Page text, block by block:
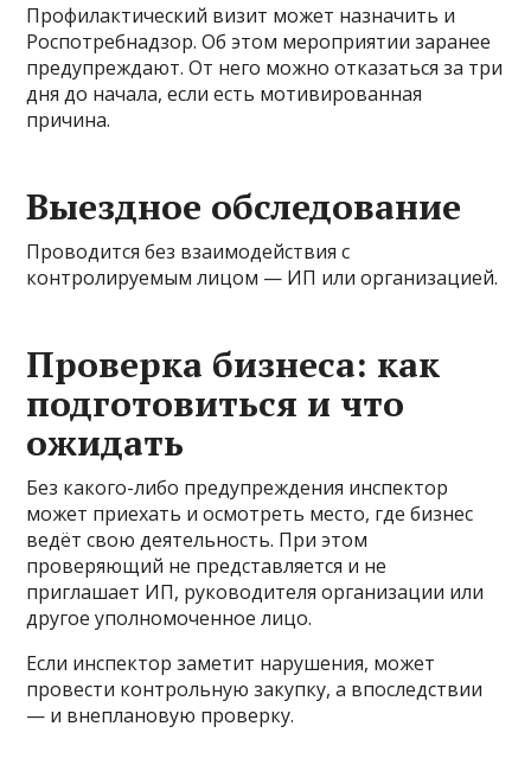
Профилактический визит может назначить и
Роспотребнадзор. Об этом мероприятии заранее
предупреждают. От него можно отказаться за три
дня до начала, если есть мотивированная
причина.
Выездное обследование
Проводится без взаимодействия с
контролируемым лицом — ИП или организацией.
Проверка бизнеса: как
подготовиться и что
ожидать
Без какого-либо предупреждения инспектор
может приехать и осмотреть место, где бизнес
ведёт свою деятельность. При этом
проверяющий не представляется и не
приглашает ИП, руководителя организации или
другое уполномоченное лицо.
Если инспектор заметит нарушения, может
провести контрольную закупку, а впоследствии
— и внеплановую проверку.